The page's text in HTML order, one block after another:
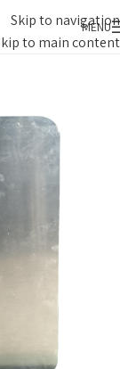
Skip to navigation
to main content
MENU